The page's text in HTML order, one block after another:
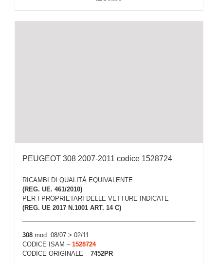
PEUGEOT 308 2007-2011 codice 1528724
RICAMBI DI QUALITÀ EQUIVALENTE
(REG. UE. 461/2010)
PER I PROPRIETARI DELLE VETTURE INDICATE
(REG. UE 2017 N.1001 ART. 14 C)
308 mod. 08/07 > 02/11
CODICE ISAM – 1528724
CODICE ORIGINALE – 7452PR